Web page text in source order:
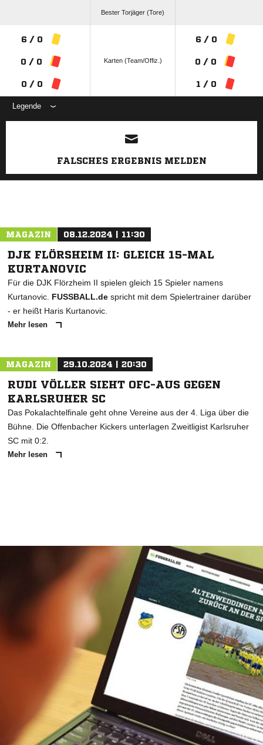
Bester Torjäger (Tore)
6 / 0
0 / 0
0 / 0
Karten (Team/Offiz.)
6 / 0
0 / 0
1 / 0
Legende
ANZEIGE
FALSCHES ERGEBNIS MELDEN
MAGAZIN 08.12.2024 | 11:30
DJK FLÖRSHEIM II: GLEICH 15-MAL
KURTANOVIC
Für die DJK Flörzheim II spielen gleich 15 Spieler namens
Kurtanovic. FUSSBALL.de spricht mit dem Spielertrainer darüber
- er heißt Haris Kurtanovic.
Mehr lesen
MAGAZIN 29.10.2024 | 20:30
RUDI VÖLLER SIEHT OFC-AUS GEGEN
KARLSRUHER SC
Das Pokalachtelfinale geht ohne Vereine aus der 4. Liga über die
Bühne. Die Offenbacher Kickers unterlagen Zweitligist Karlsruher
SC mit 0:2.
Mehr lesen